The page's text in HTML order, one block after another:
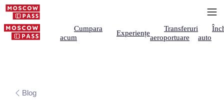
Cumpara
acum
Experiențe
Transferuri
aeroportuare
auto
Blog